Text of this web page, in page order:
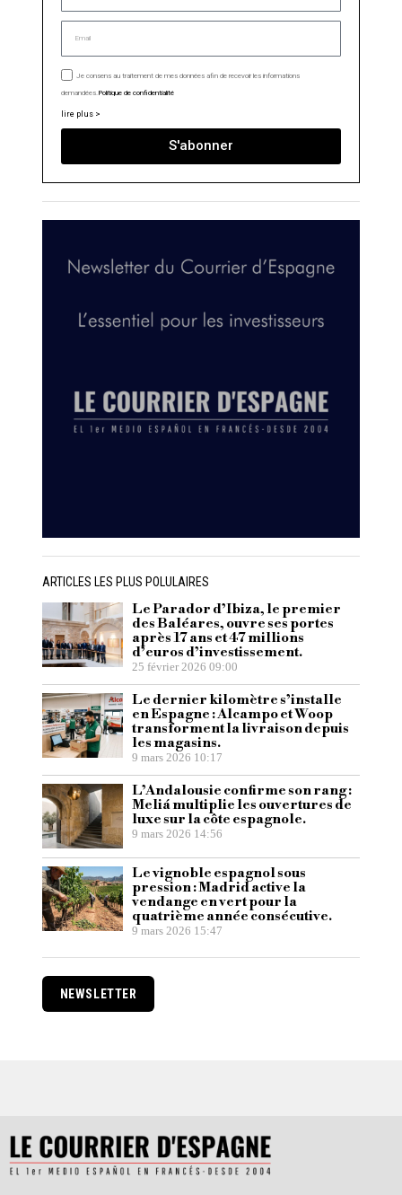
Je consens au traitement de mes données afin de recevoir les informations
demandées. Politique de confidentialité
lire plus >
S'abonner
ARTICLES LES PLUS POLULAIRES
Le Parador d’Ibiza, le premier
des Baléares, ouvre ses portes
après 17 ans et 47 millions
d’euros d’investissement.
25 février 2026 09:00
Le dernier kilomètre s’installe
en Espagne : Alcampo et Woop
transforment la livraison depuis
les magasins.
9 mars 2026 10:17
L’Andalousie confirme son rang :
Meliá multiplie les ouvertures de
luxe sur la côte espagnole.
9 mars 2026 14:56
Le vignoble espagnol sous
pression : Madrid active la
vendange en vert pour la
quatrième année consécutive.
9 mars 2026 15:47
NEWSLETTER